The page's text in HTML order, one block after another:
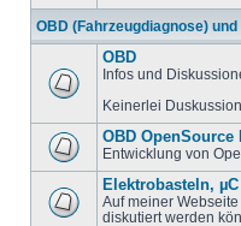
OBD (Fahrzeugdiagnose)
OBD
Infos und
Keinerlei
OBD OpenSource
Entwicklung von
Elektrobasteln, µC
Auf meiner
diskutiert werden